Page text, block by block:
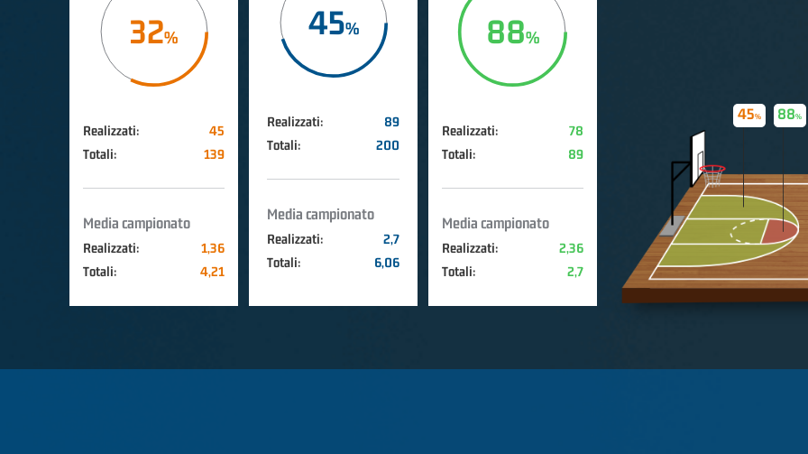
32
Realizzati:
45
Totali:
139
Media campionato
Realizzati:
1,36
Totali:
4,21
45
Realizzati:
89
Totali:
200
Media campionato
Realizzati:
2,7
Totali:
6,06
88
Realizzati:
78
Totali:
89
Media campionato
Realizzati:
2,36
Totali:
2,7
88
45